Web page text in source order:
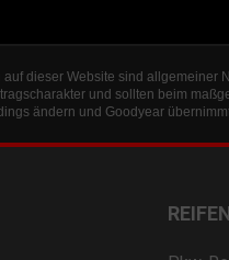
auf dieser Website sind allgemeiner
und sollten beim
ändern und Goodyear